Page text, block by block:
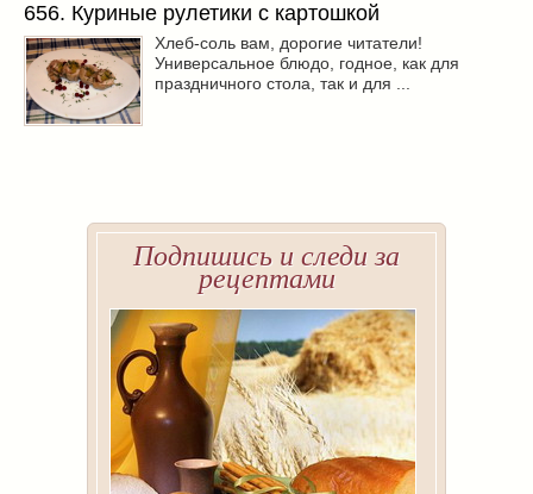
656. Куриные рулетики с картошкой
Хлеб-соль вам, дорогие читатели!
Универсальное блюдо, годное, как для
праздничного стола, так и для ...
Подпишись и следи за
рецептами